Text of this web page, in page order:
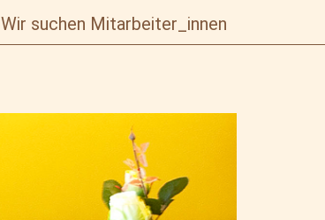
Wir suchen Mitarbeiter_innen